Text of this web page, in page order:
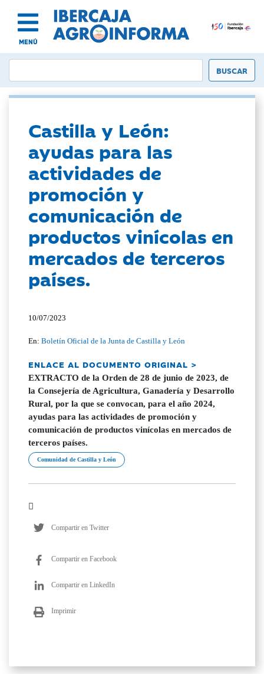
MENÚ
Castilla y León:
ayudas para las
actividades de
promoción y
comunicación de
productos vinícolas en
mercados de terceros
países.
10/07/2023
En:Boletín Oficial de la Junta de Castilla y León
ENLACE AL DOCUMENTO ORIGINAL >
EXTRACTO de la Orden de 28 de junio de 2023, de
la Consejería de Agricultura, Ganadería y Desarrollo
Rural, por la que se convocan, para el año 2024,
ayudas para las actividades de promoción y
comunicación de productos vinícolas en mercados de
terceros países.
Comunidad de Castilla y León
Compartir en Twitter
Compartir en Facebook
Compartir en LinkedIn
Imprimir